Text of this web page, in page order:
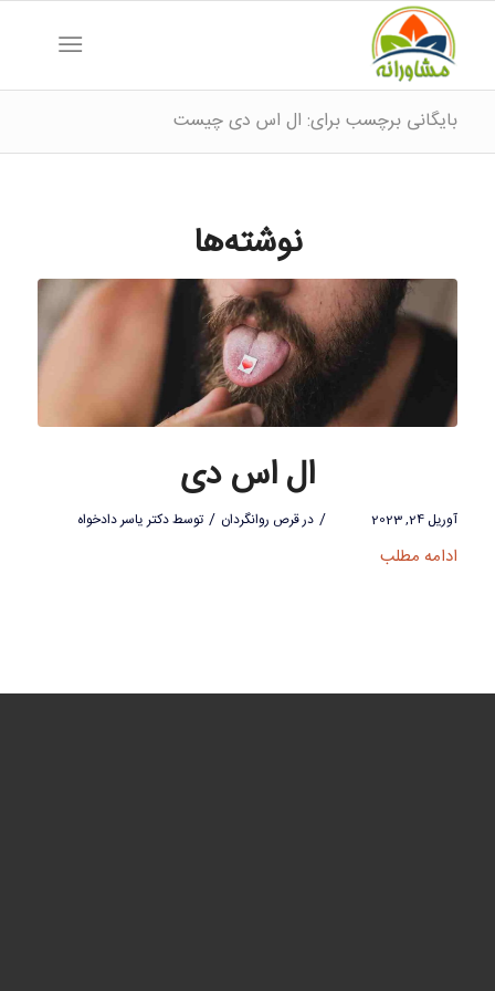
بایگانی برچسب برای: ال اس دی چیست
نوشته‌ها
ال اس دی
آوریل 24, 2023 / درقرص روانگردان / توسطدکتر یاسر دادخواه
ادامه مطلب